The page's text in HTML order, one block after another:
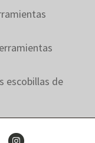
escobillas de